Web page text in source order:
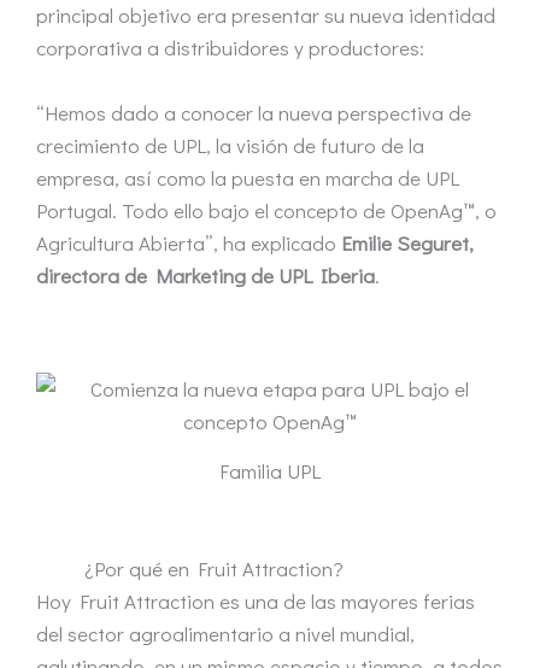
principal objetivo era presentar su nueva identidad
corporativa a distribuidores y productores:
“Hemos dado a conocer la nueva perspectiva de
crecimiento de UPL, la visión de futuro de la
empresa, así como la puesta en marcha de UPL
Portugal. Todo ello bajo el concepto de OpenAg™, o
Agricultura Abierta”, ha explicado Emilie Seguret,
directora de Marketing de UPL Iberia.
Familia UPL
¿Por qué en Fruit Attraction?
Hoy Fruit Attraction es una de las mayores ferias
del sector agroalimentario a nivel mundial,